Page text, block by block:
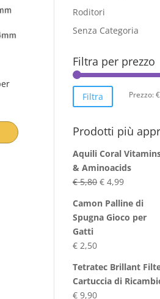
Roditori
Senza Categoria
Filtra per prezzo
Filtra Prezzo:
Prodotti più
Aquili Coral
& Aminoacids
€5,80 Il
originale
era:
€ 4,99Il
attuale
è:
Camon Palline di
Spugna Gioco per
Gatti
€ 2,50
Tetratec Brillant
Cartuccia di
€ 9,90